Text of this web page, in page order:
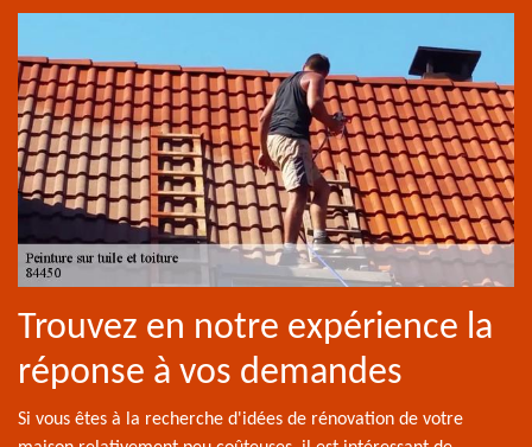
Trouvez en notre expérience la
réponse à vos demandes
Si vous êtes à la recherche d'idées de rénovation de votre